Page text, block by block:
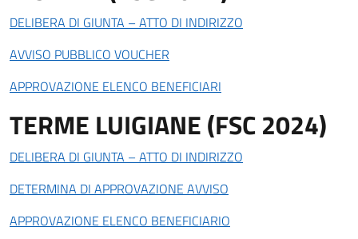
DELIBERA DI GIUNTA – ATTO DI INDIRIZZO
AVVISO PUBBLICO VOUCHER
APPROVAZIONE ELENCO BENEFICIARI
TERME LUIGIANE (FSC 2024)
DELIBERA DI GIUNTA – ATTO DI INDIRIZZO
DETERMINA DI APPROVAZIONE AVVISO
APPROVAZIONE ELENCO BENEFICIARIO